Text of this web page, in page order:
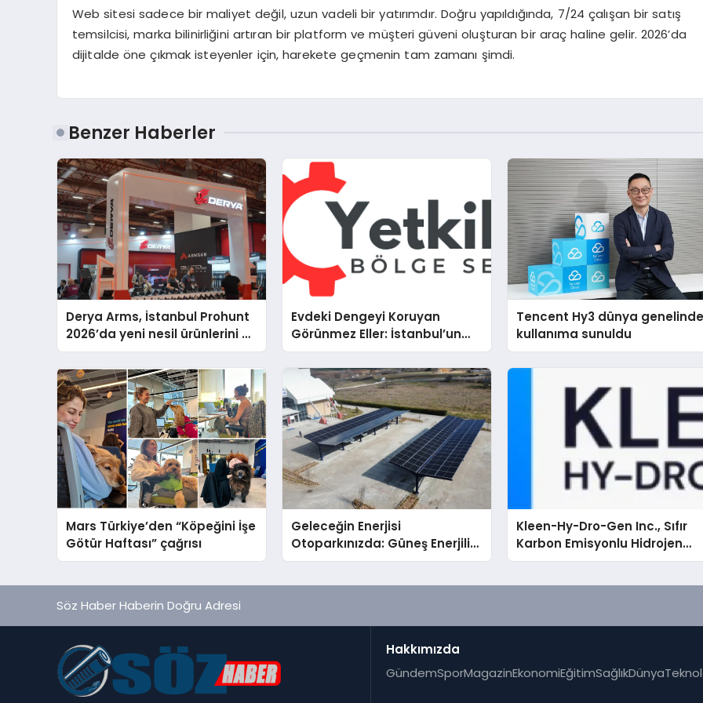
Web sitesi sadece bir maliyet değil, uzun vadeli bir yatırımdır. Doğru yapıldığında, 7/24 çalışan bir satış
temsilcisi, marka bilinirliğini artıran bir platform ve müşteri güveni oluşturan bir araç haline gelir. 2026’da
dijitalde öne çıkmak isteyenler için, harekete geçmenin tam zamanı şimdi.
Benzer Haberler
Derya Arms, İstanbul Prohunt
2026’da yeni nesil ürünlerini ve
global marka vizyonunu
sergiledi
Evdeki Dengeyi Koruyan
Görünmez Eller: İstanbul’un
Beş Farklı Semtinde Teknik
Servis Gerçeği
Tencent Hy3 dünya
kullanıma sunuldu
Mars Türkiye’den “Köpeğini İşe
Götür Haftası” çağrısı
Geleceğin Enerjisi
Otoparkınızda: Güneş Enerjili
Carport (Solar Otopark)
Kleen-Hy-Dro-Gen Inc., Sıfır
Karbon Emisyonlu Hidrojen
Isıtma Teknolojisinde ISO ve
Söz Haber Haberin Doğru Adresi
Hakkımızda
GündemSporMagazinEkonomiEğitimSağlıkDünya